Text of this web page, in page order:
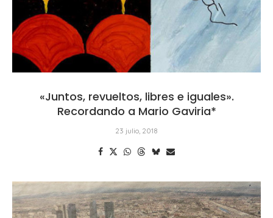
«Juntos, revueltos, libres e iguales».
Recordando a Mario Gaviria*
23 julio, 2018